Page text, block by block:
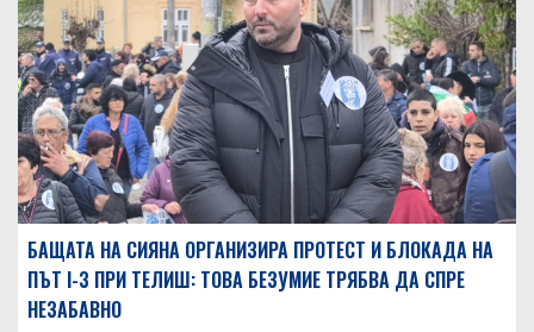
БАЩАТА НА СИЯНА ОРГАНИЗИРА ПРОТЕСТ И БЛОКАДА НА
ПЪТ I-3 ПРИ ТЕЛИШ: ТОВА БЕЗУМИЕ ТРЯБВА ДА СПРЕ
НЕЗАБАВНО